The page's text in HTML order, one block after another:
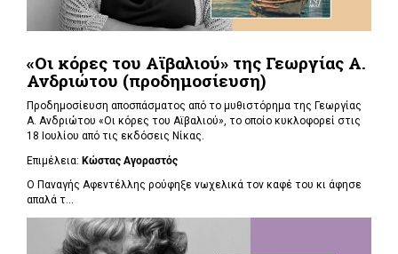
«Οι κόρες του Αϊβαλιού» της Γεωργίας Α.
Ανδριώτου (προδημοσίευση)
Προδημοσίευση αποσπάσματος από το μυθιστόρημα της Γεωργίας
Α. Ανδριώτου «Οι κόρες του Αϊβαλιού», το οποίο κυκλοφορεί στις
18 Ιουλίου από τις εκδόσεις Νίκας.
Επιμέλεια: Κώστας Αγοραστός
Ο Παναγής Αφεντέλλης ρούφηξε νωχελικά τον καφέ του κι άφησε
απαλά τ...